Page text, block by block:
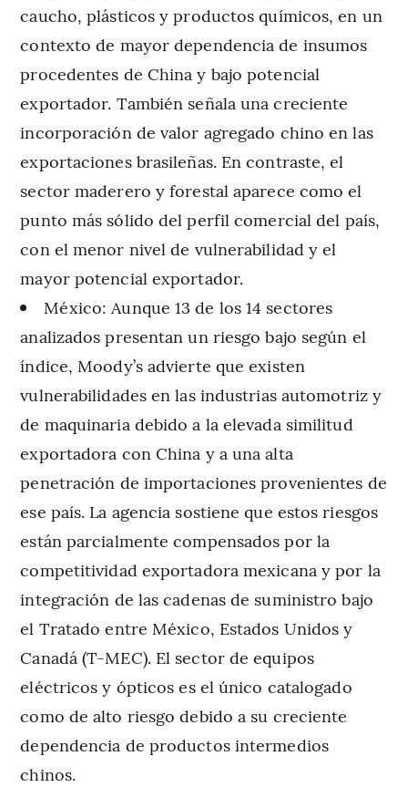
caucho, plásticos y productos químicos, en un
contexto de mayor dependencia de insumos
procedentes de China y bajo potencial
exportador. También señala una creciente
incorporación de valor agregado chino en las
exportaciones brasileñas. En contraste, el
sector maderero y forestal aparece como el
punto más sólido del perfil comercial del país,
con el menor nivel de vulnerabilidad y el
mayor potencial exportador.
México: Aunque 13 de los 14 sectores
analizados presentan un riesgo bajo según el
índice, Moody’s advierte que existen
vulnerabilidades en las industrias automotriz y
de maquinaria debido a la elevada similitud
exportadora con China y a una alta
penetración de importaciones provenientes de
ese país. La agencia sostiene que estos riesgos
están parcialmente compensados por la
competitividad exportadora mexicana y por la
integración de las cadenas de suministro bajo
el Tratado entre México, Estados Unidos y
Canadá (T-MEC). El sector de equipos
eléctricos y ópticos es el único catalogado
como de alto riesgo debido a su creciente
dependencia de productos intermedios
chinos.